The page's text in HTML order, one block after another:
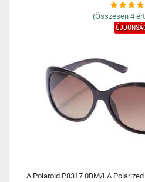
(Összesen 4
A Polaroid P8317 0BM/LA